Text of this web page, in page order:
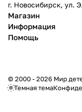
г. Новосибирск, ул.
Магазин
Информация
Помощь
© 2000 - 2026 Мир
Темная тема